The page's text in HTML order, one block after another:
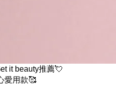
it beauty推薦💘
愛用款🥰